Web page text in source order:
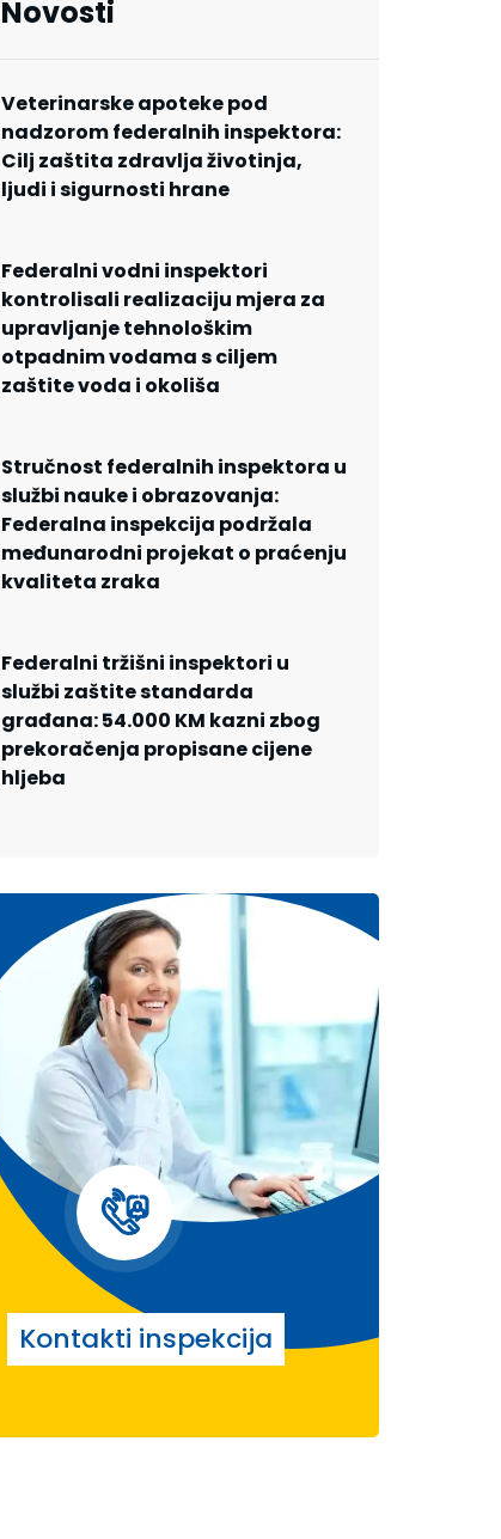
Novosti
Veterinarske apoteke pod
nadzorom federalnih inspektora:
Cilj zaštita zdravlja životinja,
ljudi i sigurnosti hrane
Federalni vodni inspektori
kontrolisali realizaciju mjera za
upravljanje tehnološkim
otpadnim vodama s ciljem
zaštite voda i okoliša
Stručnost federalnih inspektora u
službi nauke i obrazovanja:
Federalna inspekcija podržala
međunarodni projekat o praćenju
kvaliteta zraka
Federalni tržišni inspektori u
službi zaštite standarda
građana: 54.000 KM kazni zbog
prekoračenja propisane cijene
hljeba
Kontakti inspekcija